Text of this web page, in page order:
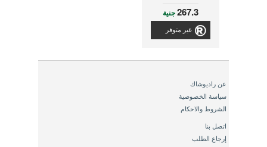
267.3جنية
غير متوفر
عن راديوشاك
سياسة الخصوصية
الشروط والاحكام
اتصل بنا
إرجاع الطلب